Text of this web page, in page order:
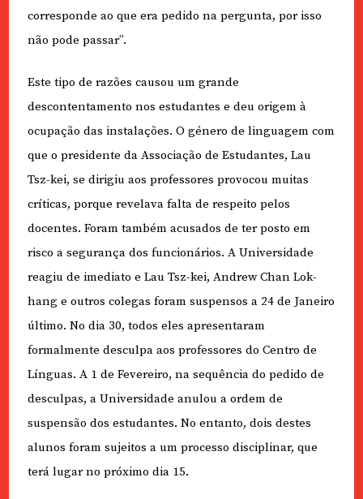
corresponde ao que era pedido na pergunta, por isso
não pode passar”.
Este tipo de razões causou um grande
descontentamento nos estudantes e deu origem à
ocupação das instalações. O género de linguagem com
que o presidente da Associação de Estudantes, Lau
Tsz-kei, se dirigiu aos professores provocou muitas
críticas, porque revelava falta de respeito pelos
docentes. Foram também acusados de ter posto em
risco a segurança dos funcionários. A Universidade
reagiu de imediato e Lau Tsz-kei, Andrew Chan Lok-
hang e outros colegas foram suspensos a 24 de Janeiro
último. No dia 30, todos eles apresentaram
formalmente desculpa aos professores do Centro de
Línguas. A 1 de Fevereiro, na sequência do pedido de
desculpas, a Universidade anulou a ordem de
suspensão dos estudantes. No entanto, dois destes
alunos foram sujeitos a um processo disciplinar, que
terá lugar no próximo dia 15.